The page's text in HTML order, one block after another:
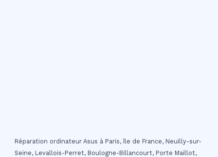
Réparation ordinateur Asus à Paris, île de France, Neuilly-sur-
Seine, Levallois-Perret, Boulogne-Billancourt, Porte Maillot,